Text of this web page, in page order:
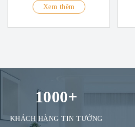
Xem thêm
1000+
KHÁCH HÀNG TIN TƯỞNG